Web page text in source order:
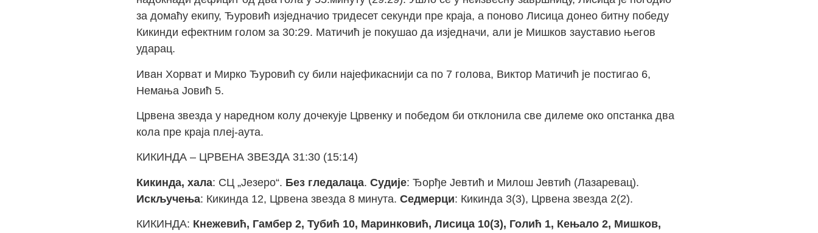
за домаћу екипу, Ђуровић изједначио тридесет секунди пре краја, а поново Лисица донео битну победу
Кикинди ефектним голом за 30:29. Матичић је покушао да изједначи, али је Мишков зауставио његов
ударац.
Иван Хорват и Мирко Ђуровић су били најефикаснији са по 7 голова, Виктор Матичић је постигао 6,
Немања Јовић 5.
Црвена звезда у наредном колу дочекује Црвенку и победом би отклонила све дилеме око опстанка два
кола пре краја плеј-аута.
КИКИНДА – ЦРВЕНА ЗВЕЗДА 31:30 (15:14)
Кикинда, хала: СЦ „Језеро“. Без гледалаца. Судије: Ђорђе Јевтић и Милош Јевтић (Лазаревац).
Искључења: Кикинда 12, Црвена звезда 8 минута. Седмерци: Кикинда 3(3), Црвена звезда 2(2).
КИКИНДА: Кнежевић, Гамбер 2, Тубић 10, Маринковић, Лисица 10(3), Голић 1, Кењало 2, Мишков,